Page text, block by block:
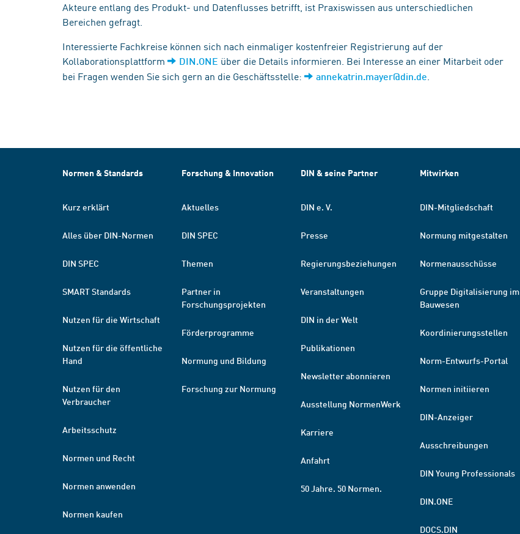
Akteure entlang des Produkt- und Datenflusses betrifft, ist Praxiswissen aus unterschiedlichen
Bereichen gefragt.
Interessierte Fachkreise können sich nach einmaliger kostenfreier Registrierung auf der
Kollaborationsplattform
DIN.ONE über die Details informieren. Bei Interesse an einer Mitarbeit oder
bei Fragen wenden Sie sich gern an die Geschäftsstelle:
annekatrin.mayer@din.de
Normen & Standards
Kurz erklärt
Alles über DIN-Normen
DIN SPEC
SMART Standards
Nutzen für die Wirtschaft
Nutzen für die öffentliche
Hand
Nutzen für den
Verbraucher
Arbeitsschutz
Normen und Recht
Normen anwenden
Normen kaufen
Forschung & Innovation
Aktuelles
DIN SPEC
Themen
Partner in
Forschungsprojekten
Förderprogramme
Normung und Bildung
Forschung zur Normung
DIN & seine Partner
DIN e. V.
Presse
Regierungsbeziehungen
Veranstaltungen
DIN in der Welt
Publikationen
Newsletter abonnieren
Ausstellung NormenWerk
Karriere
Anfahrt
50 Jahre. 50 Normen.
Mitwirken
DIN-Mitgliedschaft
Normung mitgestalten
Normenausschüsse
Gruppe Digitalisierung im
Bauwesen
Koordinierungsstellen
Norm-Entwurfs-Portal
Normen initiieren
DIN-Anzeiger
Ausschreibungen
DIN Young Professionals
DIN.ONE
DOCS.DIN